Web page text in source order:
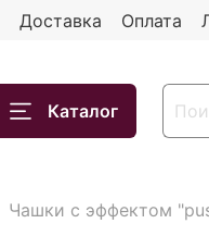
Доставка Оплата
Каталог
Чашки с эффектом